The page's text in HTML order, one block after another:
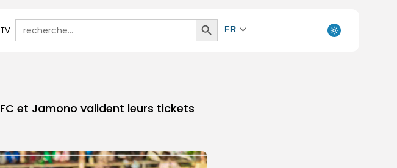
Search
for:
Search
Button
FR
et Jamono valident leurs tickets